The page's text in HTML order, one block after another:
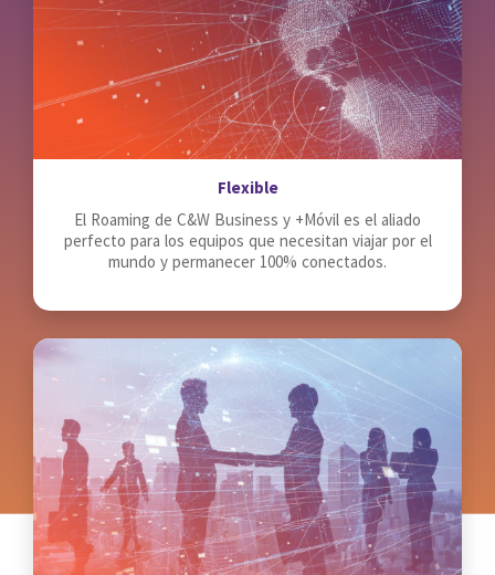
Flexible
El Roaming de C&W Business y +Móvil es el aliado
perfecto para los equipos que necesitan viajar por el
mundo y permanecer 100% conectados.